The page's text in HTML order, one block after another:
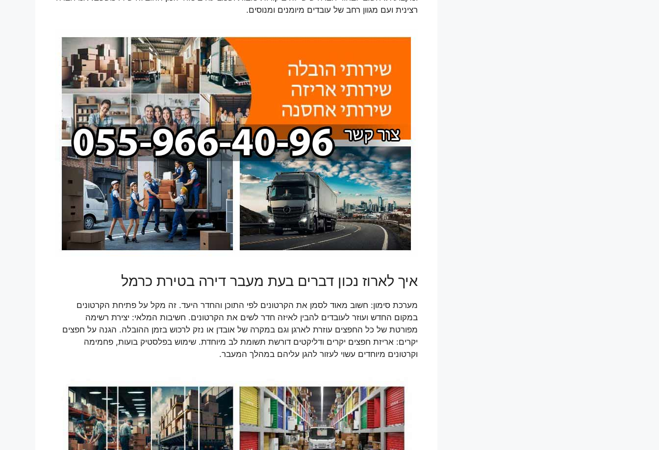
רצינית ועם מגוון רחב של עובדים מיומנים ומנוסים.
איך לארוז נכון דברים בעת מעבר דירה בטירת כרמל
מערכת סימון: חשוב מאוד לסמן את הקרטונים לפי התוכן והחדר היעד. זה מקל על פתיחת הקרטונים
במקום החדש ועוזר לעובדים להבין לאיזה חדר לשים את הקרטונים. חשיבות המלאי: יצירת רשימה
מפורטת של כל החפצים עוזרת לארגן וגם במקרה של אובדן או נזק לרכוש בזמן ההובלה. הגנה על חפצים
יקרים: אריזת חפצים יקרים ודליקטים דורשת תשומת לב מיוחדת. שימוש בפלסטיק בועות, פחמימה
וקרטונים מיוחדים עשוי לעזור להגן עליהם במהלך המעבר.